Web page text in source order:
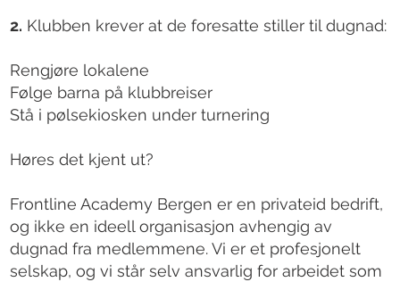
2. Klubben krever at de foresatte stiller til dugnad:
Rengjøre lokalene
Følge barna på klubbreiser
Stå i pølsekiosken under turnering
Høres det kjent ut?
Frontline Academy Bergen er en privateid bedrift,
og ikke en ideell organisasjon avhengig av
dugnad fra medlemmene. Vi er et profesjonelt
selskap, og vi står selv ansvarlig for arbeidet som